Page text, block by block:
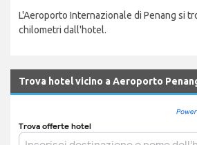
L'Aeroporto Internazionale di Penang si
chilometri dall'hotel.
Trova hotel vicino a Aeroporto